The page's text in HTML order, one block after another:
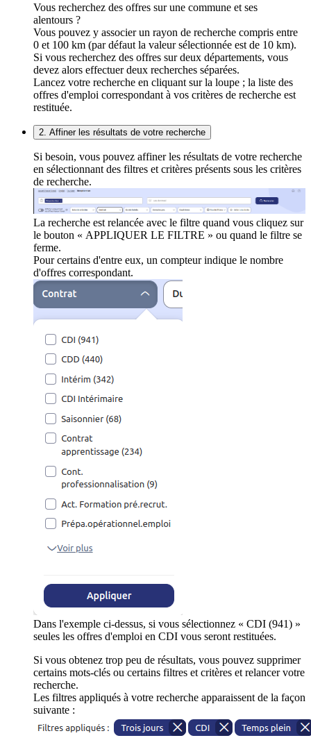
Vous recherchez des offres sur une commune et ses
alentours ?
Vous pouvez y associer un rayon de recherche compris entre
0 et 100 km (par défaut la valeur sélectionnée est de 10 km).
Si vous recherchez des offres sur deux départements, vous
devez alors effectuer deux recherches séparées.
Lancez votre recherche en cliquant sur la loupe ; la liste des
offres d'emploi correspondant à vos critères de recherche est
restituée.
2. Affiner les résultats de votre recherche
Si besoin, vous pouvez affiner les résultats de votre recherche
en sélectionnant des filtres et critères présents sous les critères
de recherche.
La recherche est relancée avec le filtre quand vous cliquez sur
le bouton « APPLIQUER LE FILTRE » ou quand le filtre se
ferme.
Pour certains d'entre eux, un compteur indique le nombre
d'offres correspondant.
Dans l'exemple ci-dessus, si vous sélectionnez « CDI (941) »
seules les offres d'emploi en CDI vous seront restituées.
Si vous obtenez trop peu de résultats, vous pouvez supprimer
certains mots-clés ou certains filtres et critères et relancer votre
recherche.
Les filtres appliqués à votre recherche apparaissent de la façon
suivante :